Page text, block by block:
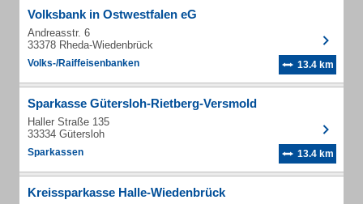
Volksbank in Ostwestfalen eG
Andreasstr. 6
33378 Rheda-Wiedenbrück
Volks-/Raiffeisenbanken 13.4 km
Sparkasse Gütersloh-Rietberg-Versmold
Haller Straße 135
33334 Gütersloh
Sparkassen 13.4 km
Kreissparkasse Halle-Wiedenbrück